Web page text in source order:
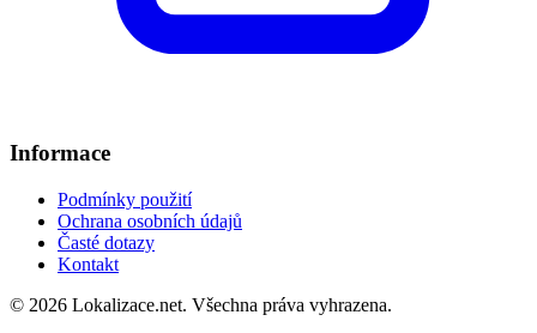
Informace
Podmínky použití
Ochrana osobních údajů
Časté dotazy
Kontakt
© 2026 Lokalizace.net. Všechna práva vyhrazena.